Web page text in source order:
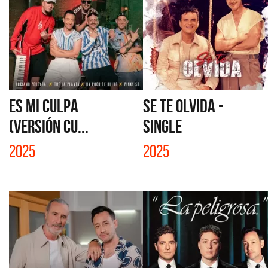
ES MI CULPA
(VERSIÓN CU...
2025
SE TE OLVIDA -
SINGLE
2025